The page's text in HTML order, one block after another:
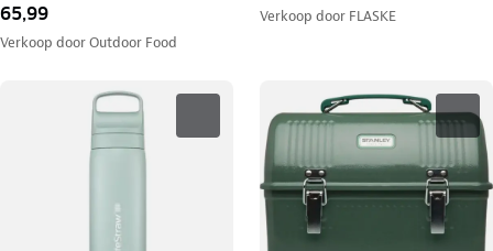
65,99
Verkoop doorOutdoor Food
Verkoop door FLASKE